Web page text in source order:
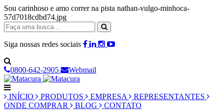
Sou carinhoso e amo correr na pista nathan-vulgo-minhoca-
57d7018cdbd74.jpg
Siga nossas redes sociais
0800-642-2905 Webmail
INÍCIO PRODUTOS EMPRESA
REPRESENTANTES
ONDE COMPRAR
BLOG CONTATO